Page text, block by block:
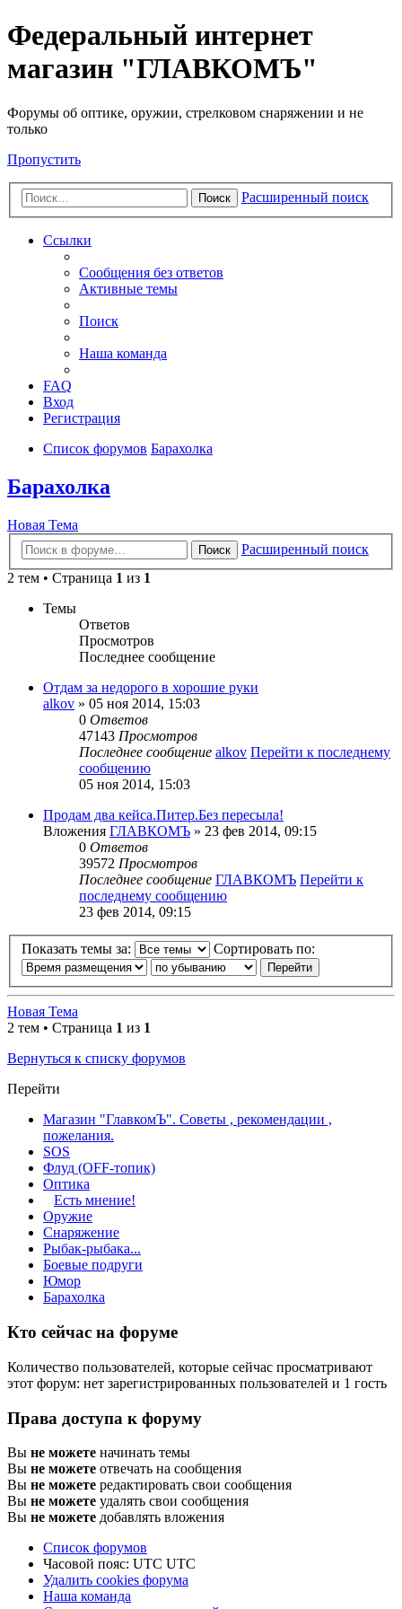
Федеральный интернет
магазин "ГЛАВКОМЪ"
Форумы об оптике, оружии, стрелковом снаряжении и не
только
Пропустить
Поиск Расширенный поиск
Ссылки
Сообщения без ответов
Активные темы
Поиск
Наша команда
FAQ
Вход
Регистрация
Список форумов Барахолка
Барахолка
Новая Тема
Поиск
Расширенный поиск
2 тем • Страница 1 из 1
Темы
Ответов
Просмотров
Последнее сообщение
Отдам за недорого в хорошие руки
alkov » 05 ноя 2014, 15:03
0 Ответов
47143 Просмотров
Последнее сообщение alkov Перейти к последнему
сообщению
05 ноя 2014, 15:03
Продам два кейса.Питер.Без пересыла!
Вложения ГЛАВКОМЪ » 23 фев 2014, 09:15
0 Ответов
39572 Просмотров
Последнее сообщение ГЛАВКОМЪ Перейти к
последнему сообщению
23 фев 2014, 09:15
Показать темы за: Сортировать по:
Новая Тема
2 тем • Страница 1 из 1
Вернуться к списку форумов
Перейти
Магазин "ГлавкомЪ". Советы , рекомендации ,
пожелания.
SOS
Флуд (OFF-топик)
Оптика
Есть мнение!
Оружие
Снаряжение
Рыбак-рыбака...
Боевые подруги
Юмор
Барахолка
Кто сейчас на форуме
Количество пользователей, которые сейчас просматривают
этот форум: нет зарегистрированных пользователей и 1 гость
Права доступа к форуму
Вы не можете начинать темы
Вы не можете отвечать на сообщения
Вы не можете редактировать свои сообщения
Вы не можете удалять свои сообщения
Вы не можете добавлять вложения
Список форумов
Часовой пояс: UTC UTC
Удалить cookies форума
Наша команда